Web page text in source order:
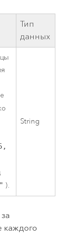
Тип
данных
).
String
каждого